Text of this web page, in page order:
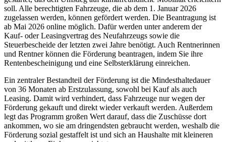
soll. Alle berechtigten Fahrzeuge, die ab dem 1. Januar 2026
zugelassen werden, können gefördert werden. Die Beantragung ist
ab Mai 2026 online möglich. Dafür werden unter anderem der
Kauf- oder Leasingvertrag des Neufahrzeugs sowie die
Steuerbescheide der letzten zwei Jahre benötigt. Auch Rentnerinnen
und Rentner können die Förderung beantragen, indem Sie ihre
Rentenbescheinigung und eine Selbsterklärung einreichen.
Ein zentraler Bestandteil der Förderung ist die Mindesthaltedauer
von 36 Monaten ab Erstzulassung, sowohl bei Kauf als auch
Leasing. Damit wird verhindert, dass Fahrzeuge nur wegen der
Förderung gekauft und direkt wieder verkauft werden. Außerdem
legt das Programm großen Wert darauf, dass die Zuschüsse dort
ankommen, wo sie am dringendsten gebraucht werden, weshalb die
Förderung sozial gestaffelt ist und sich an Haushalte mit kleineren